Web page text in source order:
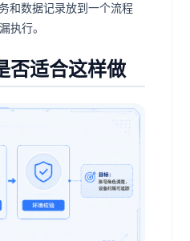
和数据记录放到一个流程
执行。
否适合这样做